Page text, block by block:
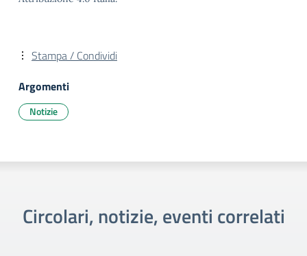
Stampa / Condividi
Argomenti
Notizie
Circolari, notizie, eventi correlati